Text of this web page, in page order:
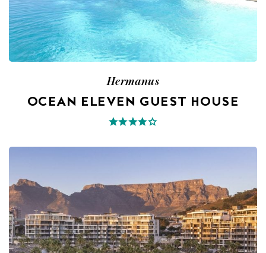
Hermanus
OCEAN ELEVEN GUEST HOUSE